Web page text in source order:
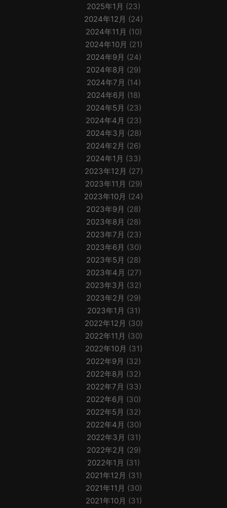
2025年1月 (23)
2024年12月 (24)
2024年11月 (10)
2024年10月 (21)
2024年9月 (24)
2024年8月 (29)
2024年7月 (14)
2024年6月 (18)
2024年5月 (23)
2024年4月 (23)
2024年3月 (28)
2024年2月 (26)
2024年1月 (33)
2023年12月 (27)
2023年11月 (29)
2023年10月 (24)
2023年9月 (28)
2023年8月 (28)
2023年7月 (23)
2023年6月 (30)
2023年5月 (28)
2023年4月 (27)
2023年3月 (32)
2023年2月 (29)
2023年1月 (31)
2022年12月 (30)
2022年11月 (30)
2022年10月 (31)
2022年9月 (32)
2022年8月 (32)
2022年7月 (33)
2022年6月 (30)
2022年5月 (32)
2022年4月 (30)
2022年3月 (31)
2022年2月 (29)
2022年1月 (31)
2021年12月 (31)
2021年11月 (30)
2021年10月 (31)